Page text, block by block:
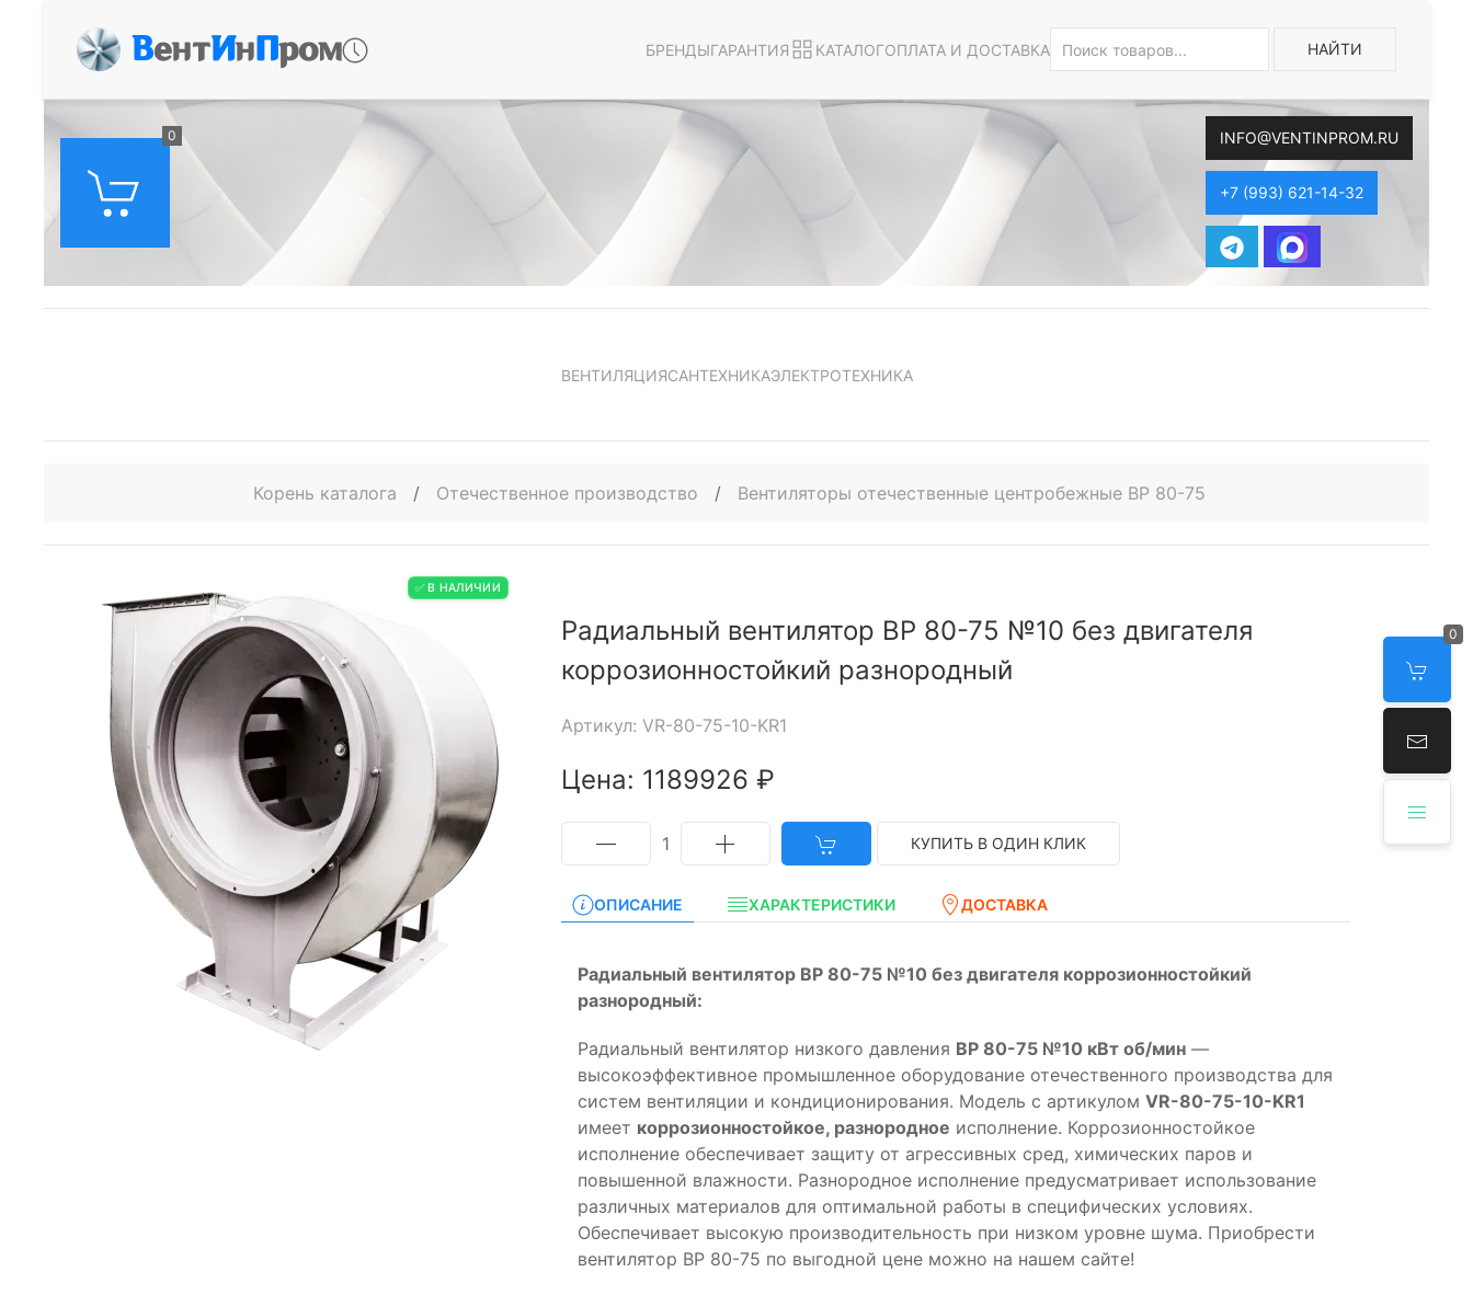
ВентИнПром БРЕНДЫГАРАНТИЯ КАТАЛОГОПЛАТА И ДОСТАВКА НАЙТИ
0 INFO@VENTINPROM.RU
+7 (993) 621-14-32
0
ВЕНТИЛЯЦИЯСАНТЕХНИКАЭЛЕКТРОТЕХНИКА
Корень каталога / Отечественное производство / Вентиляторы отечественные центробежные ВР 80-75
✅ В НАЛИЧИИ
Радиальный вентилятор ВР 80-75 №10 без двигателя
коррозионностойкий разнородный
Артикул: VR-80-75-10-KR1
Цена: 1189926 ₽
1 КУПИТЬ В ОДИН КЛИК
ОПИСАНИЕ ХАРАКТЕРИСТИКИ ДОСТАВКА
Радиальный вентилятор ВР 80-75 №10 без двигателя коррозионностойкий
разнородный:
Радиальный вентилятор низкого давления ВР 80-75 №10 кВт об/мин —
высокоэффективное промышленное оборудование отечественного производства для
систем вентиляции и кондиционирования. Модель с артикулом VR-80-75-10-KR1
имеет коррозионностойкое, разнородное исполнение. Коррозионностойкое
исполнение обеспечивает защиту от агрессивных сред, химических паров и
повышенной влажности. Разнородное исполнение предусматривает использование
различных материалов для оптимальной работы в специфических условиях.
Обеспечивает высокую производительность при низком уровне шума. Приобрести
вентилятор ВР 80-75 по выгодной цене можно на нашем сайте!